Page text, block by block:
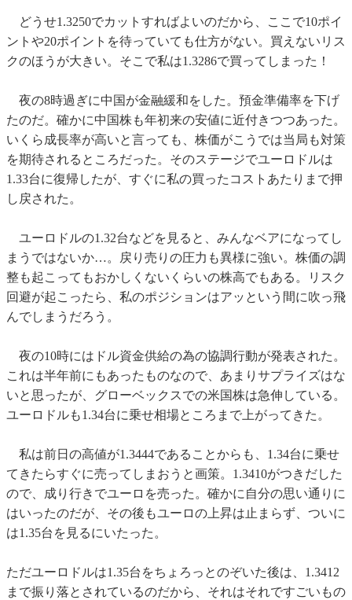
どうせ1.3250でカットすればよいのだから、ここで10ポイ
ントや20ポイントを待っていても仕方がない。買えないリス
クのほうが大きい。そこで私は1.3286で買ってしまった！
夜の8時過ぎに中国が金融緩和をした。預金準備率を下げ
たのだ。確かに中国株も年初来の安値に近付きつつあった。
いくら成長率が高いと言っても、株価がこうでは当局も対策
を期待されるところだった。そのステージでユーロドルは
1.33台に復帰したが、すぐに私の買ったコストあたりまで押
し戻された。
ユーロドルの1.32台などを見ると、みんなベアになってし
まうではないか…。戻り売りの圧力も異様に強い。株価の調
整も起こってもおかしくないくらいの株高でもある。リスク
回避が起こったら、私のポジションはアッという間に吹っ飛
んでしまうだろう。
夜の10時にはドル資金供給の為の協調行動が発表された。
これは半年前にもあったものなので、あまりサプライズはな
いと思ったが、グローベックスでの米国株は急伸している。
ユーロドルも1.34台に乗せ相場ところまで上がってきた。
私は前日の高値が1.3444であることからも、1.34台に乗せ
てきたらすぐに売ってしまおうと画策。1.3410がつきだした
ので、成り行きでユーロを売った。確かに自分の思い通りに
はいったのだが、その後もユーロの上昇は止まらず、ついに
は1.35台を見るにいたった。
ただユーロドルは1.35台をちょろっとのぞいた後は、1.3412
まで振り落とされているのだから、それはそれですごいもの